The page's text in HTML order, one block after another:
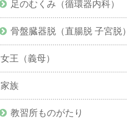
足のむくみ（循環器内科）
骨盤臓器脱（直腸脱 子宮脱）
女王（義母）
家族
教習所ものがたり